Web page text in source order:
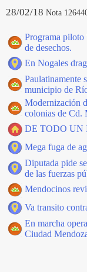
28/02/18 Nota
Programa
de desechos.
En Nogales
Paulatinamente
municipio de
Modernización
colonias de Cd.
DE TODO UN
Mega fuga de
Diputada pide
de las fuerzas
Mendocinos
Va transito
En marcha
Ciudad